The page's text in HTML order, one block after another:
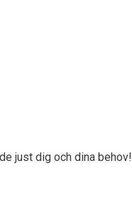
just dig och dina behov!